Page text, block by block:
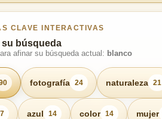
CLAVE INTERACTIVAS
búsqueda
afinar su búsqueda actual: blanco
fotografía 24 naturaleza 21
azul 14 color 14 mujer